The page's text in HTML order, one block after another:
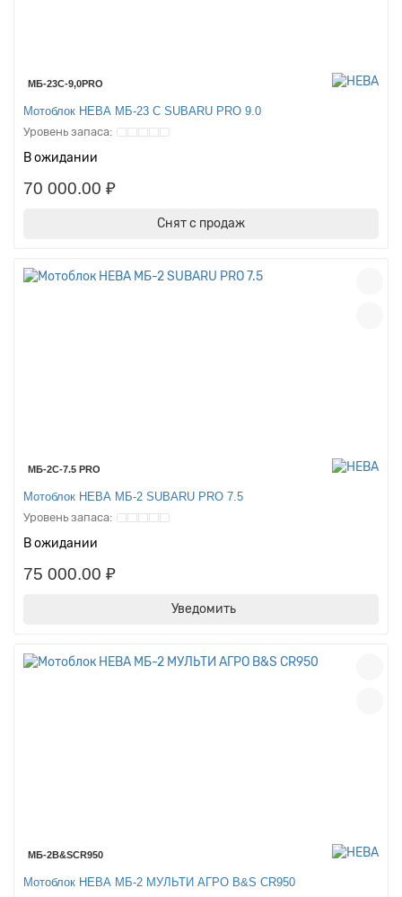
МБ-23С-9,0PRO
Мотоблок НЕВА МБ-23 С SUBARU PRO 9.0
В ожидании
70 000.00 ₽
Снят с продаж
МБ-2С-7.5 PRO
Мотоблок НЕВА МБ-2 SUBARU PRO 7.5
В ожидании
75 000.00 ₽
Уведомить
МБ-2B&SCR950
Мотоблок НЕВА МБ-2 МУЛЬТИ АГРО B&S CR950